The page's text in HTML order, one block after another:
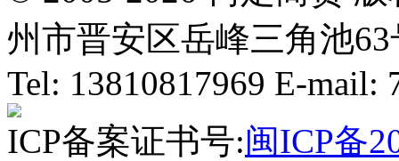
州市晋安区岳峰三角池
Tel: 13810817969 E-mail:
ICP备案证书号:闽ICP备